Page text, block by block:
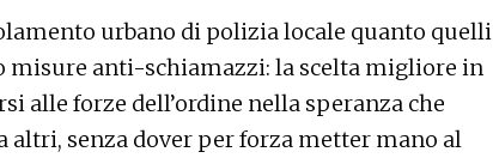
urbano di polizia locale quanto quelli
misure anti-schiamazzi: la scelta migliore in
alle forze dell’ordine nella speranza che
altri, senza dover per forza metter mano al